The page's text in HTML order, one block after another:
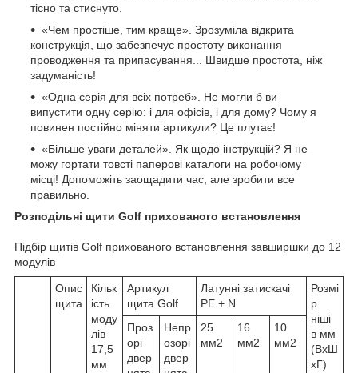
тісно та стиснуто.
«Чем простіше, тим краще». Зрозуміла відкрита
конструкція, що забезпечує простоту виконання
проводження та припасування... Швидше простота, ніж
задуманість!
«Одна серія для всіх потреб». Не могли б ви
випустити одну серію: і для офісів, і для дому? Чому я
повинен постійно міняти артикули? Це плутає!
«Більше уваги деталей». Як щодо інструкцій? Я не
можу гортати товсті паперові каталоги на робочому
місці! Допоможіть заощадити час, але зробити все
правильно.
Розподільні щити Golf прихованого встановлення
Підбір щитів Golf прихованого встановлення завширшки до 12
модулів
Опис
щита
Кільк
ість
моду
лів
17,5
мм
Артикул
щита Golf
Латунні затискачі
PE + N
Розмі
р
ніші
в мм
(ВхШ
хГ)
Проз
орі
двер
Непр
озорі
двер
25
мм2
16
мм2
10
мм2